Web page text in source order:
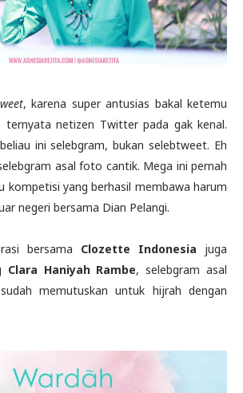
, karena super antusias bakal ketemu
ternyata netizen Twitter pada gak kenal.
ini selebgram, bukan selebtweet. Eh
asal foto cantik. Mega ini pernah
kompetisi yang berhasil membawa harum
negeri bersama Dian Pelangi.
bersama Clozette Indonesia juga
Clara Haniyah Rambe, selebgram asal
memutuskan untuk hijrah dengan